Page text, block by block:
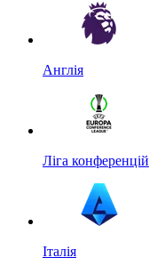
Англія
Ліга конференцій
Італія